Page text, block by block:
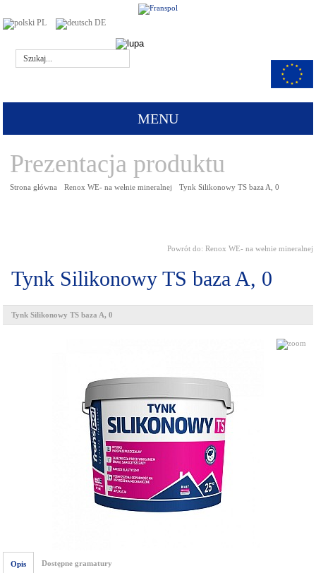
PL DE
MENU
Prezentacja produktu
Strona główna Renox WE- na wełnie mineralnej Tynk Silikonowy TS baza A, 0
Powrót do: Renox WE- na wełnie mineralnej
Tynk Silikonowy TS baza A, 0
Tynk Silikonowy TS baza A, 0
Opis Dostępne gramatury